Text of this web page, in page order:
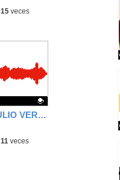
15veces
LA GEOSFERA Y JULIO VERNE - 6ºA
11 veces